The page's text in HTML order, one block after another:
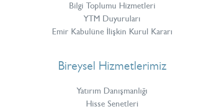
Bilgi Toplumu Hizmetleri
YTM Duyuruları
Emir Kabulüne İlişkin Kurul Kararı
Bireysel Hizmetlerimiz
Yatırım Danışmanlığı
Hisse Senetleri